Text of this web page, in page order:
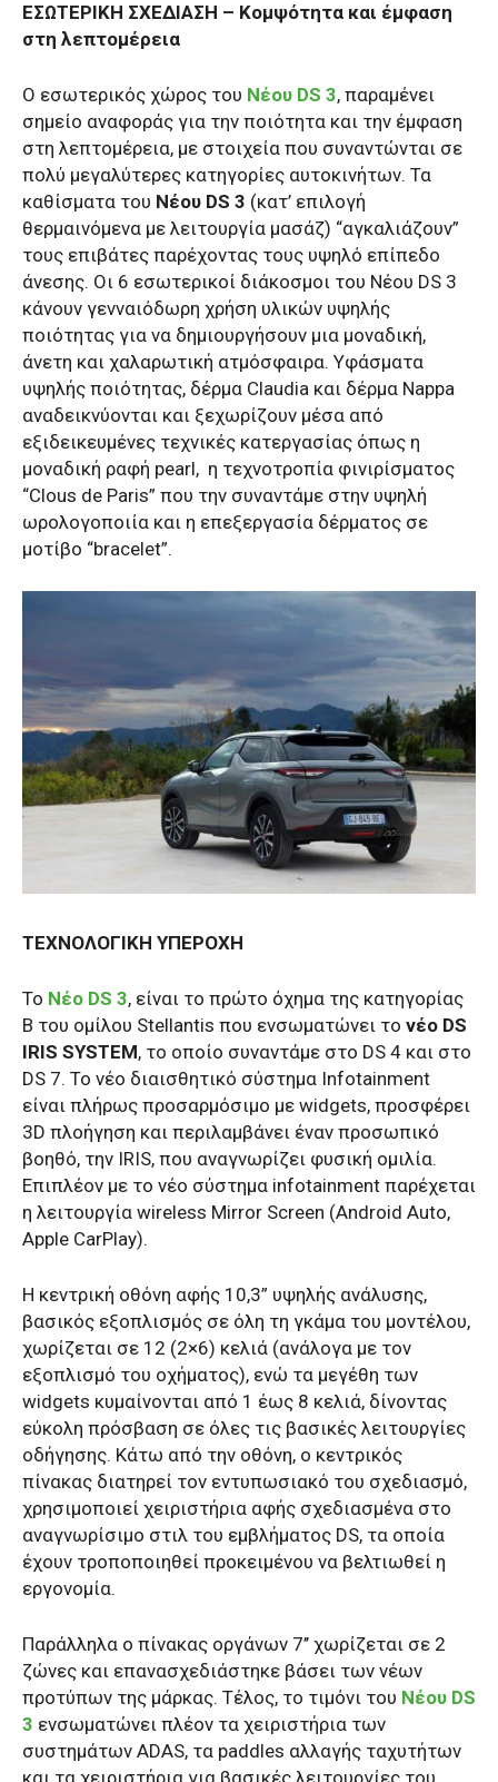
ΕΣΩΤΕΡΙΚΗ ΣΧΕΔΙΑΣΗ – Κομψότητα και έμφαση
στη λεπτομέρεια
Ο εσωτερικός χώρος του Νέου DS 3, παραμένει
σημείο αναφοράς για την ποιότητα και την έμφαση
στη λεπτομέρεια, με στοιχεία που συναντώνται σε
πολύ μεγαλύτερες κατηγορίες αυτοκινήτων. Τα
καθίσματα του Νέου DS 3 (κατ’ επιλογή
θερμαινόμενα με λειτουργία μασάζ) “αγκαλιάζουν”
τους επιβάτες παρέχοντας τους υψηλό επίπεδο
άνεσης. Oι 6 εσωτερικοί διάκοσμοι του Nέου DS 3
κάνουν γενναιόδωρη χρήση υλικών υψηλής
ποιότητας για να δημιουργήσουν μια μοναδική,
άνετη και χαλαρωτική ατμόσφαιρα. Υφάσματα
υψηλής ποιότητας, δέρμα Claudia και δέρμα Nappa
αναδεικνύονται και ξεχωρίζουν μέσα από
εξιδεικευμένες τεχνικές κατεργασίας όπως η
μοναδική ραφή pearl, η τεχνοτροπία φινιρίσματος
“Clous de Paris” που την συναντάμε στην υψηλή
ωρολογοποιία και η επεξεργασία δέρματος σε
μοτίβο “bracelet”.
ΤΕΧΝΟΛΟΓΙΚΗ ΥΠΕΡΟΧΗ
Το Nέο DS 3, είναι το πρώτο όχημα της κατηγορίας
B του ομίλου Stellantis που ενσωματώνει το νέο DS
IRIS SYSTEM, το οποίο συναντάμε στο DS 4 και στο
DS 7. Το νέο διαισθητικό σύστημα Infotainment
είναι πλήρως προσαρμόσιμο με widgets, προσφέρει
3D πλοήγηση και περιλαμβάνει έναν προσωπικό
βοηθό, την IRIS, που αναγνωρίζει φυσική ομιλία.
Επιπλέον με το νέο σύστημα infotainment παρέχεται
η λειτουργία wireless Mirror Screen (Android Auto,
Apple CarPlay).
Η κεντρική οθόνη αφής 10,3” υψηλής ανάλυσης,
βασικός εξοπλισμός σε όλη τη γκάμα του μοντέλου,
χωρίζεται σε 12 (2×6) κελιά (ανάλογα με τον
εξοπλισμό του οχήματος), ενώ τα μεγέθη των
widgets κυμαίνονται από 1 έως 8 κελιά, δίνοντας
εύκολη πρόσβαση σε όλες τις βασικές λειτουργίες
οδήγησης. Κάτω από την οθόνη, ο κεντρικός
πίνακας διατηρεί τον εντυπωσιακό του σχεδιασμό,
χρησιμοποιεί χειριστήρια αφής σχεδιασμένα στο
αναγνωρίσιμο στιλ του εμβλήματος DS, τα οποία
έχουν τροποποιηθεί προκειμένου να βελτιωθεί η
εργονομία.
Παράλληλα ο πίνακας οργάνων 7’’ χωρίζεται σε 2
ζώνες και επανασχεδιάστηκε βάσει των νέων
προτύπων της μάρκας. Τέλος, το τιμόνι του Nέου DS
3 ενσωματώνει πλέον τα χειριστήρια των
συστημάτων ADAS, τα paddles αλλαγής ταχυτήτων